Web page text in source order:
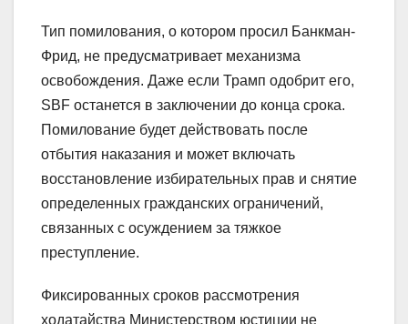
Тип помилования, о котором просил Банкман-
Фрид, не предусматривает механизма
освобождения. Даже если Трамп одобрит его,
SBF останется в заключении до конца срока.
Помилование будет действовать после
отбытия наказания и может включать
восстановление избирательных прав и снятие
определенных гражданских ограничений,
связанных с осуждением за тяжкое
преступление.
Фиксированных сроков рассмотрения
ходатайства Министерством юстиции не